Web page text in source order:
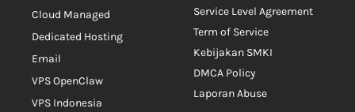
Cloud Managed
Dedicated Hosting
Email
VPS OpenClaw
VPS Indonesia
Service Level Agreement
Term of Service
Kebijakan SMKI
DMCA Policy
Laporan Abuse